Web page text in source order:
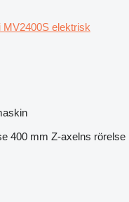
MV2400S elektrisk
400 mm Z-axelns rörelse